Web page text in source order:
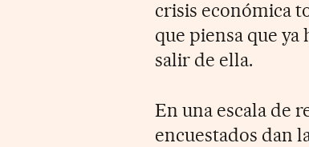
crisis económica
que piensa que ya
salir de ella.
En una escala de
encuestados dan